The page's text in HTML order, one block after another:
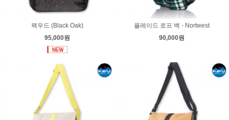
팩우드 (Black Oak)
95,000원
플레이드 로프 백 - Nortwest
90,000원